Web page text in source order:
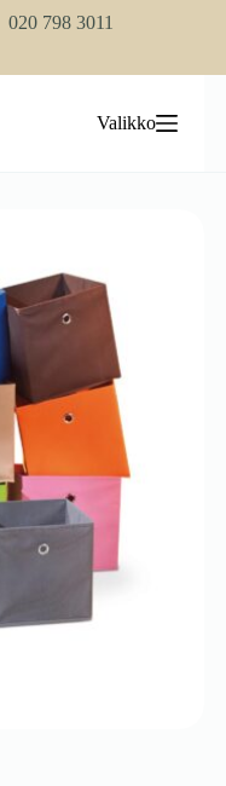
020 798 3011
Valikko